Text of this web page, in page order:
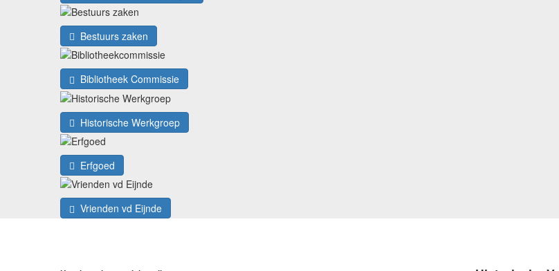
Bestuurs zaken
Bibliotheek Commissie
Historische Werkgroep
Erfgoed
Vrienden vd Eijnde